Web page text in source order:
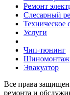
Ремонт
Слесарный
Техническое
Услуги
Чип-тюнинг
Шиномонтаж
Эвакуатор
Все права
ремонта и